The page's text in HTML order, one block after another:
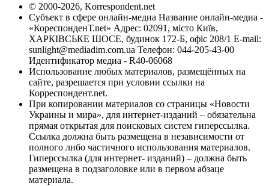
© 2000-2026, Korrespondent.net
Субъект в сфере онлайн-медиа Название онлайн-медиа -
«КореспонденТ.net» Адрес: 02091, місто Київ,
ХАРКІВСЬКЕ ШОСЕ, будинок 172-Б, офіс 208/1 E-mail:
sunlight@mediadim.com.ua Телефон: 044-205-43-00
Идентификатор медиа - R40-06068
Использование любых материалов, размещённых на
сайте, разрешается при условии ссылки на
Корреспондент.net.
При копировании материалов со страницы «Новости
Украины и мира», для интернет-изданий – обязательна
прямая открытая для поисковых систем гиперссылка.
Ссылка должна быть размещена в независимости от
полного либо частичного использования материалов.
Гиперссылка (для интернет- изданий) – должна быть
размещена в подзаголовке или в первом абзаце
материала.